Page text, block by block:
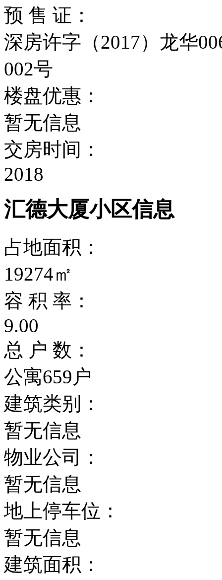
预 售 证：
深房许字（2017）龙华
002号
楼盘优惠：
暂无信息
交房时间：
2018
汇德大厦小区信息
占地面积：
19274㎡
容 积 率：
9.00
总 户 数：
公寓659户
建筑类别：
暂无信息
物业公司：
暂无信息
地上停车位：
暂无信息
建筑面积：